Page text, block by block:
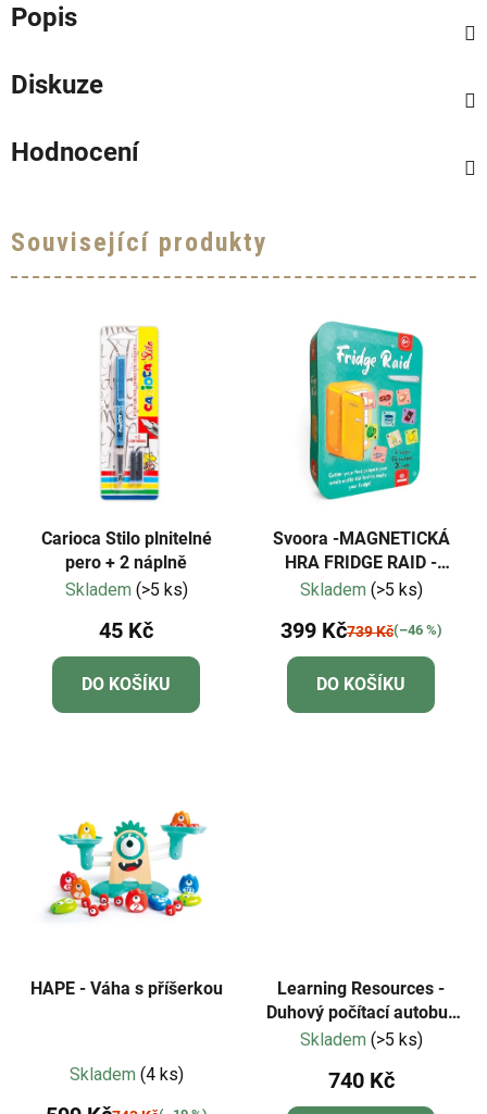
Popis
Diskuze
Hodnocení
Související produkty
Carioca Stilo plnitelné
pero + 2 náplně
Skladem (>5 ks)
45 Kč
DO KOŠÍKU
Svoora -MAGNETICKÁ
HRA FRIDGE RAID -
VYPRÁZDNĚTE LEDNICI
Skladem (>5 ks)
399 Kč739 Kč(–46 %)
DO KOŠÍKU
HAPE - Váha s příšerkou
hodnocení
Skladem (4 ks)
Learning Resources -
Duhový počítací autobus
Numberblocks®
Skladem (>5 ks)
740 Kč